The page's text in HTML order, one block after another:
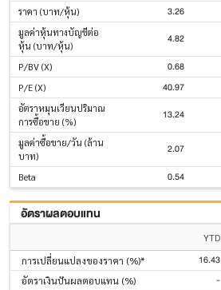
ราคา (บาท/หุ้น) 3.26
มูลค่าหุ้นทางบัญชีต่อ
หุ้น (บาท/หุ้น)
4.82
P/BV (X) 0.68
P/E (X) 40.97
อัตราหมุนเวียนปริมาณ
การซื้อขาย (%)
13.24
มูลค่าซื้อขาย/วัน (ล้าน
บาท)
2.07
Beta 0.54
อัตราผลตอบแทน
YTD
การเปลี่ยนแปลงของราคา (%)*
16.43
อัตราเงินปันผลตอบแทน (%) -